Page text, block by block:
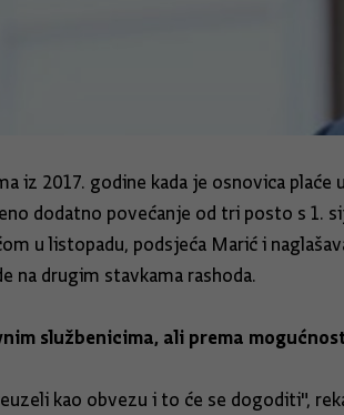
iz 2017. godine kada je osnovica
dodatno povećanje od tri posto s 1.
u listopadu, podsjeća Marić i
na drugim stavkama rashoda.
službenicima, ali prema
kao obvezu i to će se dogoditi",